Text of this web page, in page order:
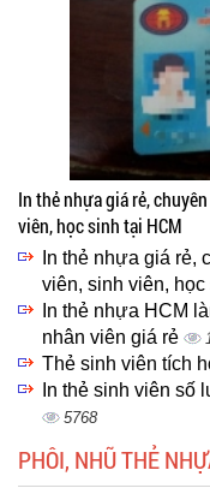
In thẻ nhựa giá rẻ,
viên, học sinh tại HCM
In thẻ nhựa giá rẻ,
viên, sinh viên, học
In thẻ nhựa HCM
nhân viên giá rẻ
Thẻ sinh viên tích
In thẻ sinh viên số
5768
PHÔI, NHŨ THẺ